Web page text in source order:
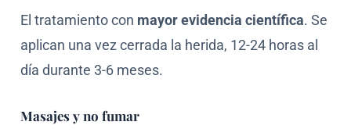
El tratamiento con mayor evidencia científica. Se
aplican una vez cerrada la herida, 12-24 horas al
día durante 3-6 meses.
Masajes y no fumar